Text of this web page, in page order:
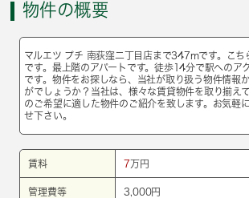
物件の概要
マルエツ プチ 南荻窪二丁目店まで347mです。こち
です。最上階のアパートです。徒歩14分で駅へのア
です。物件をお探しなら、当社が取り扱う物件情報
がでしょうか？当社は、様々な賃貸物件を取り揃え
のご希望に適した物件のご紹介を致します。お気軽
せ下さい。
賃料 7万円
管理費等 3,000円